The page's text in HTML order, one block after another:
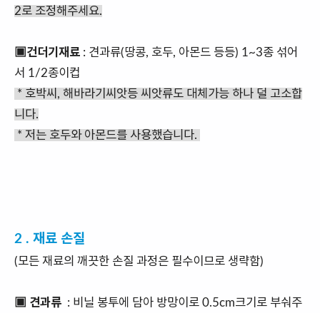
2로 조정해주세요.
▣건더기재료 : 견과류(땅콩, 호두, 아몬드 등등) 1~3종 섞어
서 1/2종이컵
* 호박씨, 해바라기씨앗등 씨앗류도 대체가능 하나 덜 고소합
니다.
* 저는 호두와 아몬드를 사용했습니다.
2 . 재료 손질
(모든 재료의 깨끗한 손질 과정은 필수이므로 생략함)
▣ 견과류 : 비닐 봉투에 담아 방망이로 0.5cm크기로 부숴주